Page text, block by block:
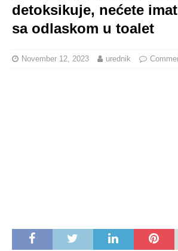
detoksikuje, nećete
sa odlaskom u toalet
November 12, 2023 urednik